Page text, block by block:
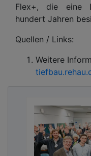
Flex+, die eine
hundert Jahren
Quellen / Links:
Weitere